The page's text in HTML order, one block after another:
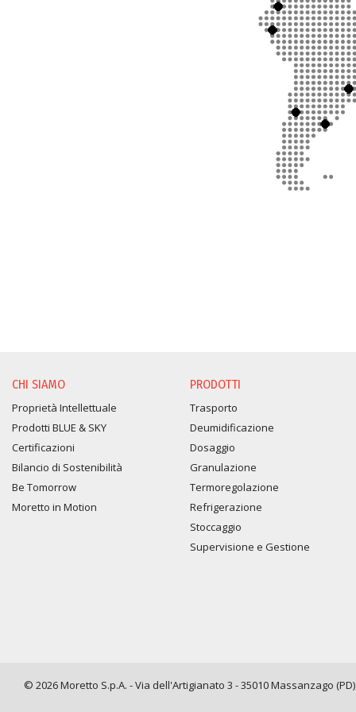
CHI SIAMO
Proprietà Intellettuale
Prodotti BLUE & SKY
Certificazioni
Bilancio di Sostenibilità
Be Tomorrow
Moretto in Motion
PRODOTTI
Trasporto
Deumidificazione
Dosaggio
Granulazione
Termoregolazione
Refrigerazione
Stoccaggio
Supervisione e Gestione
© 2026 Moretto S.p.A. - Via dell'Artigianato 3 - 35010 Massanzago